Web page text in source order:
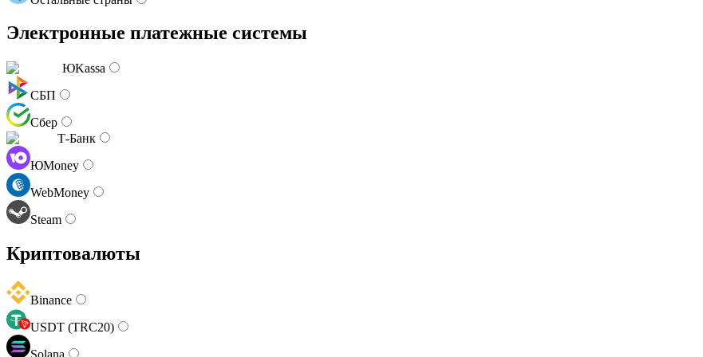
Электронные платежные системы
ЮKassa
СБП
Сбер
Т-Банк
ЮMoney
WebMoney
Steam
Криптовалюты
Binance
USDT (TRC20)